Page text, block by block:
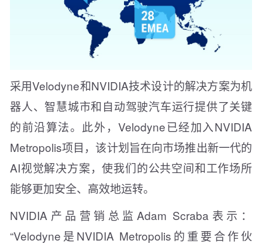
采用Velodyne和NVIDIA技术设计的解决方案为机
器人、智慧城市和自动驾驶汽车运行提供了关键
的前沿算法。此外，Velodyne已经加入NVIDIA
Metropolis项目，该计划旨在向市场推出新一代的
AI视觉解决方案，使我们的公共空间和工作场所
能够更加安全、高效地运转。
NVIDIA产品营销总监Adam Scraba表示：
“Velodyne是NVIDIA Metropolis的重要合作伙